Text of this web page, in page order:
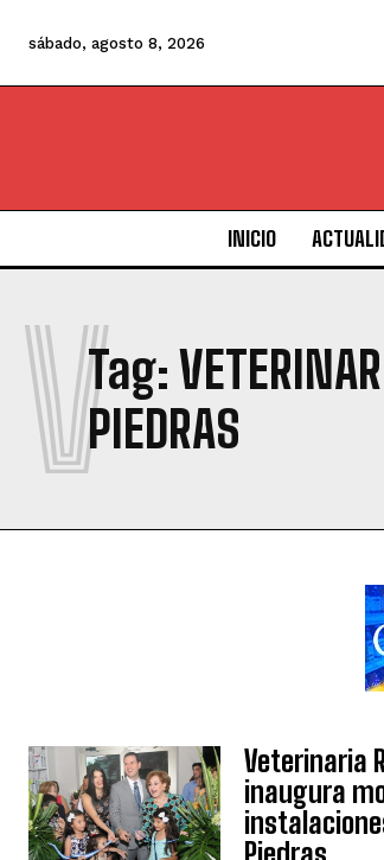
sábado, agosto 8, 2026
INICIO
Tag:
PIEDRAS
V
Veterinaria
inaugura